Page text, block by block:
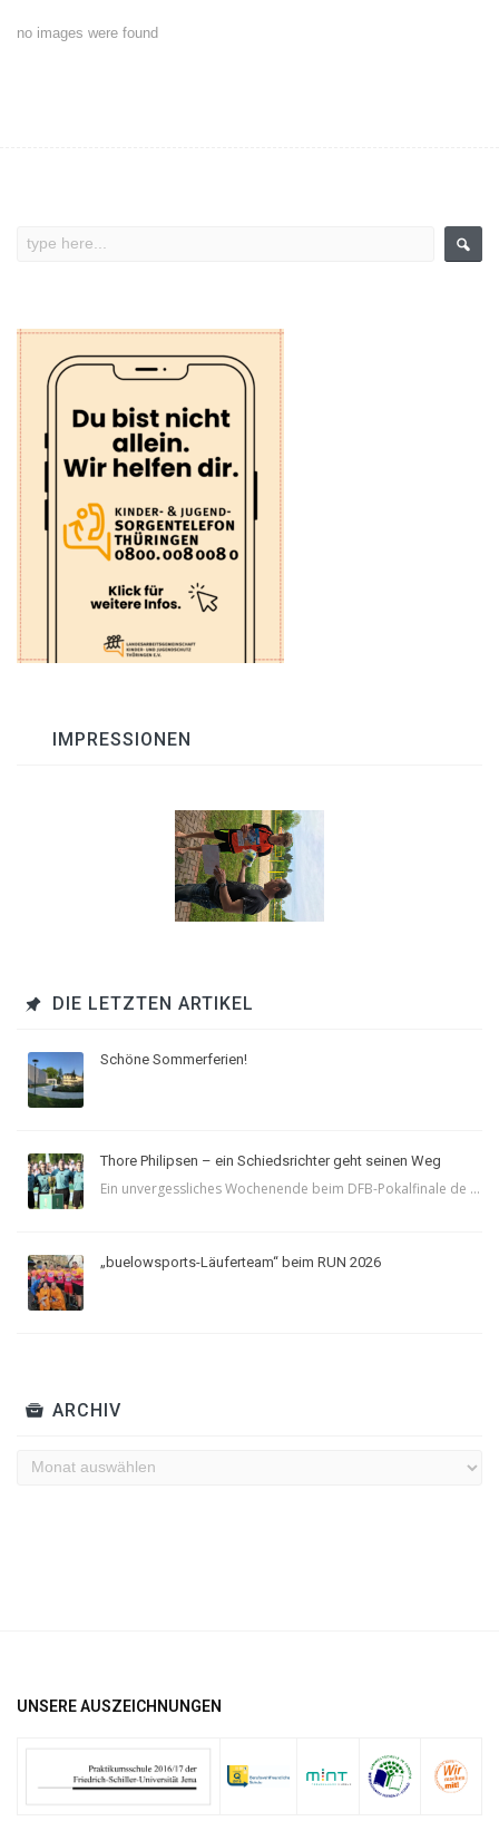
no images were found
IMPRESSIONEN
DIE LETZTEN ARTIKEL
Schöne Sommerferien!
Thore Philipsen – ein Schiedsrichter geht seinen Weg
Ein unvergessliches Wochenende beim DFB-Pokalfinale de ...
„buelowsports-Läuferteam“ beim RUN 2026
ARCHIV
Archiv
UNSERE AUSZEICHNUNGEN